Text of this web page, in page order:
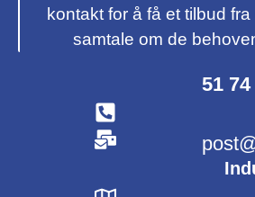
kontakt for å få et tilbud
samtale om de
51